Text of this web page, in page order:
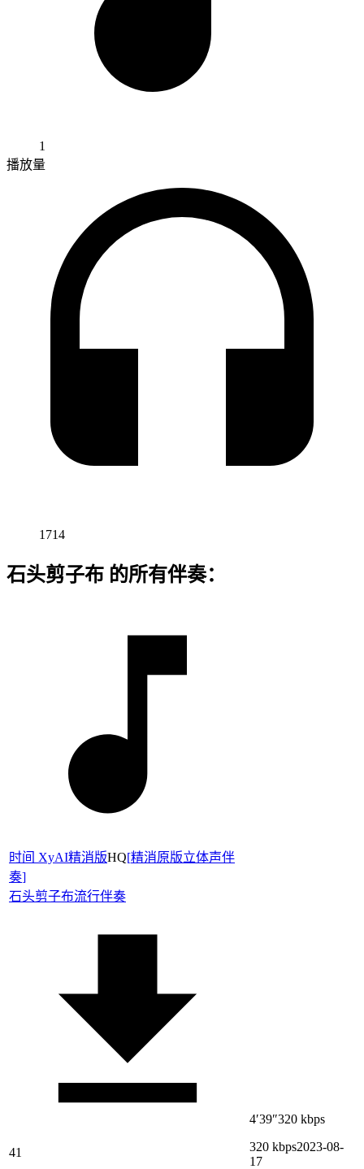
1
播放量
1714
石头剪子布 的所有伴奏：
时间 XyAI精消版HQ[精消原版立体声伴
奏]
石头剪子布流行伴奏
41
4′39″320 kbps
320 kbps2023-08-
17